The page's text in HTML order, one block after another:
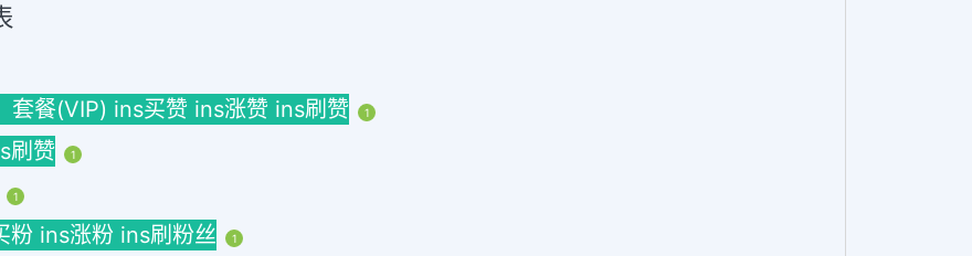
套餐(VIP) ins买赞 ins涨赞 ins刷赞 1
刷赞 1
1
ins涨粉 ins刷粉丝 1